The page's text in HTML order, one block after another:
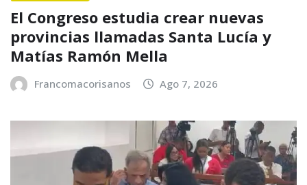
El Congreso estudia crear nuevas
provincias llamadas Santa Lucía y
Matías Ramón Mella
Francomacorisanos Ago 7, 2026